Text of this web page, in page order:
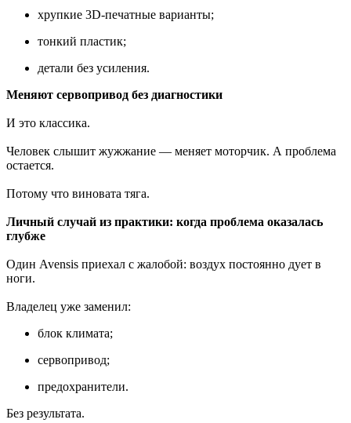
хрупкие 3D-печатные варианты;
тонкий пластик;
детали без усиления.
Меняют сервопривод без диагностики
И это классика.
Человек слышит жужжание — меняет моторчик. А проблема
остается.
Потому что виновата тяга.
Личный случай из практики: когда проблема оказалась
глубже
Один Avensis приехал с жалобой: воздух постоянно дует в
ноги.
Владелец уже заменил:
блок климата;
сервопривод;
предохранители.
Без результата.